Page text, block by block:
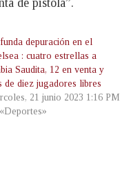
depuración en el
: cuatro estrellas a
Saudita, 12 en venta y
de diez jugadores libres
21 junio 2023 1:16 PM